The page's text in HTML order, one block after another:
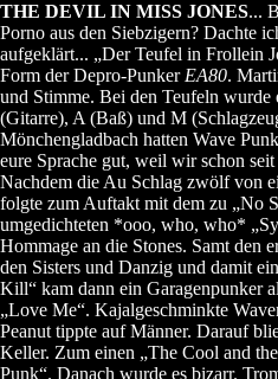
THE DEVIL IN MISS JONES...
Porno aus den Siebzigern? Dachte
aufgeklärt... „Der Teufel in Frollein
Form der Depro-Punker EA80.
und Stimme. Bei den Teufeln
(Gitarre), A (Baß) und M
Mönchengladbach hatten Wave
eure Sprache gut, weil wir schon
Nachdem die Au Schlag zwölf von
folgte zum Auftakt mit dem zu „No
umgedichteten *ooo, who, who*
Hommage an die Stones. Samt den
den Sisters und Danzig und damit
Kill“ kam dann ein Garagenpunker
„Love Me“. Kajalgeschminkte
Peanut tippte auf Männer. Darauf
Keller. Zum einen „The Cool and
Punk“. Danach wurde es bizarr.